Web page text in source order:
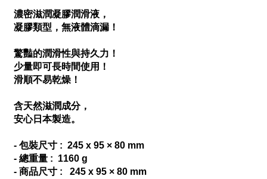
濃密滋潤凝膠潤滑液，
凝膠類型，無液體滴漏！
驚豔的潤滑性與持久力！
少量即可長時間使用！
滑順不易乾燥！
含天然滋潤成分，
安心日本製造。
- 包裝尺寸 : 245 x 95 × 80 mm
- 總重量 : 1160 g
- 商品尺寸 : 245 x 95 × 80 mm